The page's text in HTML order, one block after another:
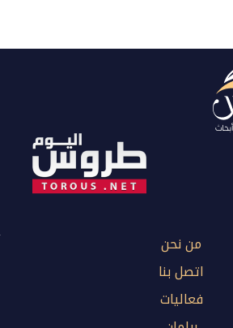
من نحن
اتصل بنا
فعاليات